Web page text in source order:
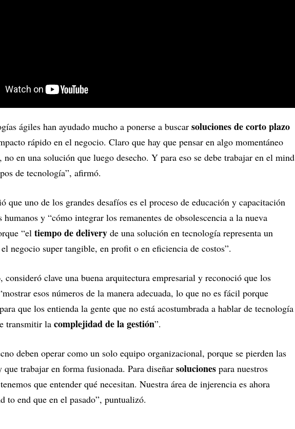
ágiles han ayudado mucho a ponerse a buscar soluciones de corto plazo
rápido en el negocio. Claro que hay que pensar en algo momentáneo
no en una solución que luego desecho. Y para eso se debe trabajar en el mind
de tecnología”, afirmó.
que uno de los grandes desafíos es el proceso de educación y capacitación
humanos y “cómo integrar los remanentes de obsolescencia a la nueva
“el tiempo de delivery de una solución en tecnología representa un
negocio super tangible, en profit o en eficiencia de costos”.
consideró clave una buena arquitectura empresarial y reconoció que los
esos números de la manera adecuada, lo que no es fácil porque
que los entienda la gente que no está acostumbrada a hablar de tecnología
transmitir la complejidad de la gestión”.
deben operar como un solo equipo organizacional, porque se pierden las
que trabajar en forma fusionada. Para diseñar soluciones para nuestros
que entender qué necesitan. Nuestra área de injerencia es ahora
to end que en el pasado”, puntualizó.